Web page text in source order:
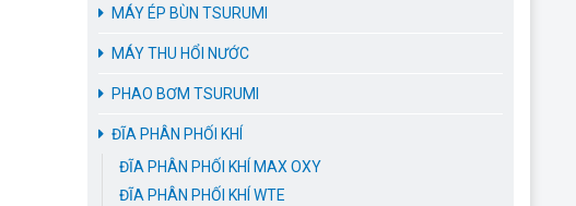
MÁY ÉP BÙN TSURUMI
MÁY THU HỔI NƯỚC
PHAO BƠM TSURUMI
ĐĨA PHÂN PHỐI KHÍ
ĐĨA PHÂN PHỐI KHÍ MAX OXY
ĐĨA PHÂN PHỐI KHÍ WTE